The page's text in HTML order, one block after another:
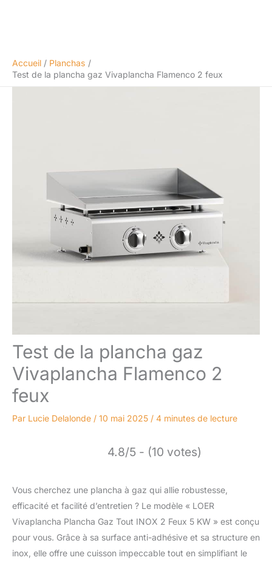
Accueil
Planchas
Test de la plancha gaz Vivaplancha Flamenco 2 feux
Test de la plancha gaz
Vivaplancha Flamenco 2
feux
Par Lucie Delalonde / 10 mai 2025 / 4 minutes de lecture
4.8/5 - (10 votes)
Vous cherchez une plancha à gaz qui allie robustesse,
efficacité et facilité d’entretien ? Le modèle « LOER
Vivaplancha Plancha Gaz Tout INOX 2 Feux 5 KW » est conçu
pour vous. Grâce à sa surface anti-adhésive et sa structure en
inox, elle offre une cuisson impeccable tout en simplifiant le